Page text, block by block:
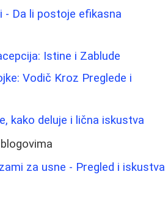
- Da li postoje efikasna
Istine i Zablude
Vodič Kroz Preglede i
kako deluje i lična iskustva
za usne - Pregled i iskustva